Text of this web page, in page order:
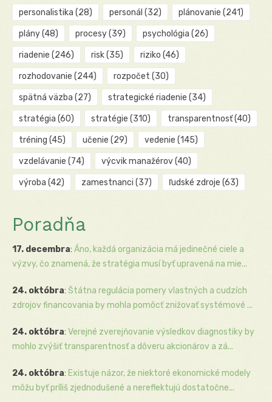
personalistika (28) personál (32) plánovanie (241)
plány(48) procesy(39) psychológia (26)
riadenie (246) risk(35) riziko (46)
rozhodovanie (244) rozpočet (30)
spätná väzba (27) strategické riadenie (34)
stratégia (60) stratégie (310) transparentnosť(40)
tréning (45) učenie (29) vedenie (145)
vzdelávanie (74) výcvik manažérov(40)
výroba (42) zamestnanci (37) ľudské zdroje (63)
Poradňa
17. decembra: Áno, každá organizácia má jedinečné ciele a
výzvy, čo znamená, že stratégia musí byť upravená na mie...
24. októbra: Štátna regulácia pomery vlastných a cudzích
zdrojov financovania by mohla pomôcť znižovať systémové ...
24. októbra: Verejné zverejňovanie výsledkov diagnostiky by
mohlo zvýšiť transparentnosť a dôveru akcionárov a zá...
24. októbra: Existuje názor, že niektoré ekonomické modely
môžu byť príliš zjednodušené a nereflektujú dostatočne...